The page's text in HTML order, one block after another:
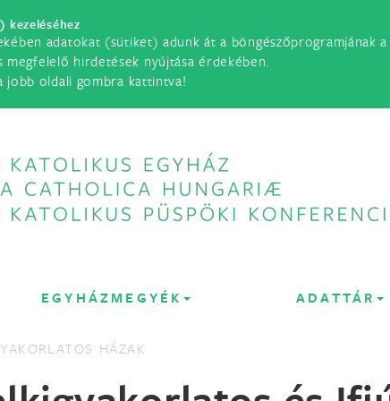
kezeléséhez
adatokat (sütiket) adunk át a böngészőprogramjának a
megfelelő hirdetések nyújtása érdekében.
jobb oldali gombra kattintva!
EGYHÁZMEGYÉK ADATTÁR
HÁZAK